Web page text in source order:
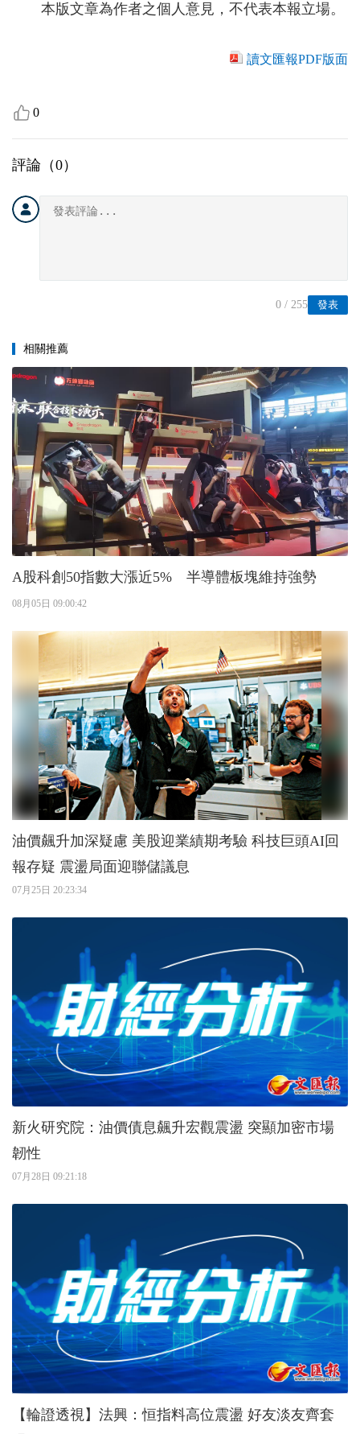
本版文章為作者之個人意見，不代表本報立場。
讀文匯報PDF版面
0
評論（0）
發表
0 / 255
相關推薦
A股科創50指數大漲近5% 半導體板塊維持強勢
08月05日 09:00:42
油價飆升加深疑慮 美股迎業績期考驗 科技巨頭AI回
報存疑 震盪局面迎聯儲議息
07月25日 20:23:34
新火研究院：油價債息飆升宏觀震盪 突顯加密市場
韌性
07月28日 09:21:18
【輪證透視】法興：恒指料高位震盪 好友淡友齊套